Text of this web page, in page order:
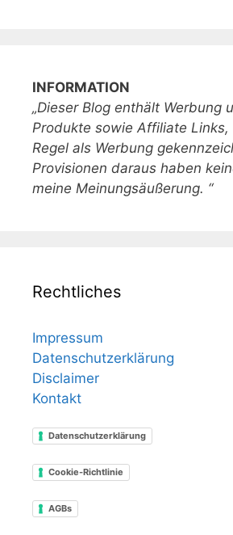
INFORMATION
„Dieser Blog enthält Werbung
Produkte sowie Affiliate
Regel als Werbung
Provisionen daraus haben
meine Meinungsäußerung. “
Rechtliches
Impressum
Datenschutzerklärung
Disclaimer
Kontakt
Datenschutzerklärung
Cookie-Richtlinie
AGBs